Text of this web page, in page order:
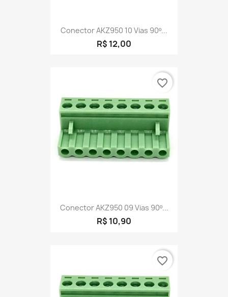
Conector AKZ950 10 Vias 90º...
R$ 12,00
Conector AKZ950 09 Vias 90º...
R$ 10,90
favorite_border
favorite_border